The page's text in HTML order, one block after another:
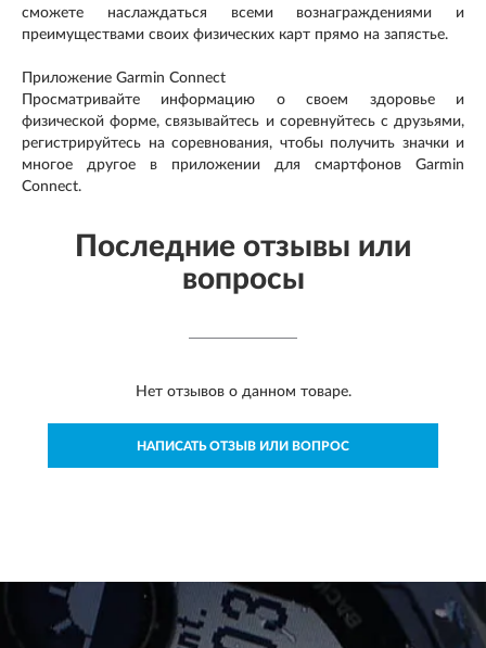
сможете наслаждаться всеми вознаграждениями и
преимуществами своих физических карт прямо на запястье.
Приложение Garmin Connect
Просматривайте информацию о своем здоровье и
физической форме, связывайтесь и соревнуйтесь с друзьями,
регистрируйтесь на соревнования, чтобы получить значки и
многое другое в приложении для смартфонов Garmin
Connect.
Последние отзывы или
вопросы
Нет отзывов о данном товаре.
НАПИСАТЬ ОТЗЫВ ИЛИ ВОПРОС